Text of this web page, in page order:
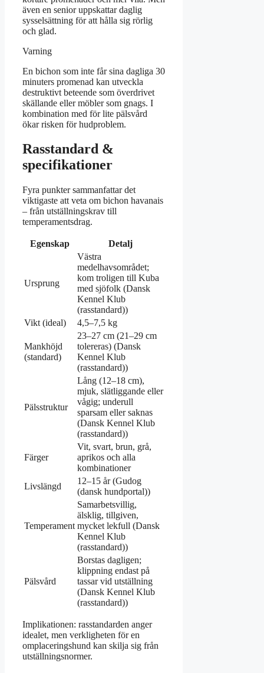
även en senior uppskattar daglig
sysselsättning för att hålla sig rörlig
och glad.
Varning
En bichon som inte får sina dagliga 30
minuters promenad kan utveckla
destruktivt beteende som överdrivet
skällande eller möbler som gnags. I
kombination med för lite pälsvård
ökar risken för hudproblem.
Rasstandard &
specifikationer
Fyra punkter sammanfattar det
viktigaste att veta om bichon havanais
– från utställningskrav till
temperamentsdrag.
Egenskap Detalj
Ursprung
Västra
medelhavsområdet;
kom troligen till Kuba
med sjöfolk (Dansk
Kennel Klub
(rasstandard))
Vikt (ideal)
4,5–7,5 kg
Mankhöjd
(standard)
23–27 cm (21–29 cm
tolereras) (Dansk
Kennel Klub
(rasstandard))
Pälsstruktur
Lång (12–18 cm),
mjuk, slätliggande eller
vågig; underull
sparsam eller saknas
(Dansk Kennel Klub
(rasstandard))
Färger
Vit, svart, brun, grå,
aprikos och alla
kombinationer
Livslängd
12–15 år (Gudog
(dansk hundportal))
Temperament
Samarbetsvillig,
älsklig, tillgiven,
mycket lekfull (Dansk
Kennel Klub
(rasstandard))
Pälsvård
Borstas dagligen;
klippning endast på
tassar vid utställning
(Dansk Kennel Klub
(rasstandard))
Implikationen: rasstandarden anger
idealet, men verkligheten för en
omplaceringshund kan skilja sig från
utställningsnormer.